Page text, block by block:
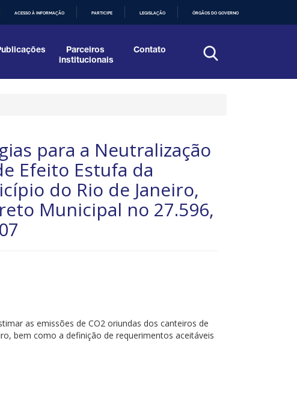
ACESSO À INFORMAÇÃO PARTICIPE LEGISLAÇÃO ÓRGÃOS DO GOVERNO
Parceiros
institucionais
Contato
para a Neutralização
Efeito Estufa da
do Rio de Janeiro,
Municipal no 27.596,
as emissões de CO2 oriundas dos canteiros de
bem como a definição de requerimentos aceitáveis